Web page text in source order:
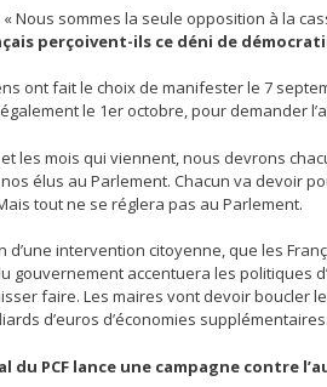
Nous sommes la seule opposition à la
perçoivent-ils ce déni de
ont fait le choix de manifester le 7
le 1er octobre, pour demander
les mois qui viennent, nous devrons
élus au Parlement. Chacun va devoir
tout ne se réglera pas au Parlement.
d’une intervention citoyenne, que les
gouvernement accentuera les politiques
faire. Les maires vont devoir boucler
d’euros d’économies supplémentaires.
du PCF lance une campagne contre